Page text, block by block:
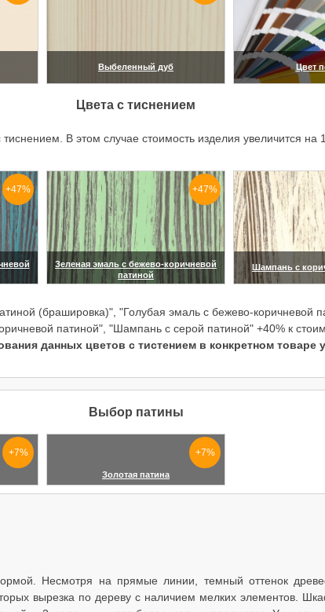
Выбеленный дуб Цвет
Цвета с тиснением
В этом случае стоимость изделия увеличится
+47%
Зеленая эмаль с бежево-коричневой
патиной
+47%
Шампань с
(брашировка)", "Голубая эмаль с бежево-коричневой
патиной", "Шампань с серой патиной" +40% к
данных цветов с тистением в конкретном товаре
Выбор патины
+7%
Золотая патина
+7%
Несмотря на прямые линии, темный оттенок
вырезка по дереву с наличием мелких элементов.